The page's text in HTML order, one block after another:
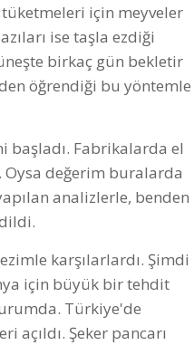
tüketmeleri için meyveler
ise taşla ezdiği
birkaç gün bekletir
öğrendiği bu yöntemle
Fabrikalarda el
Oysa değerim buralarda
analizlerle, benden
karşılarlardı. Şimdi
için büyük bir tehdit
Türkiye'de
açıldı. Şeker pancarı